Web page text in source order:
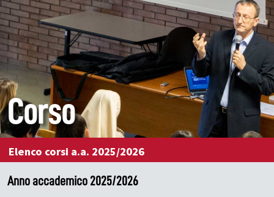
Corso
Elenco corsi a.a. 2025/2026
Anno accademico 2025/2026